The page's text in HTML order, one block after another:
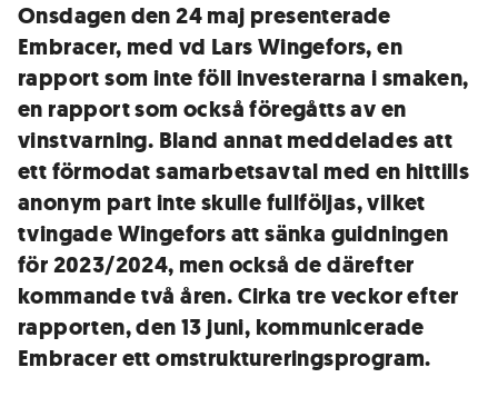
Onsdagen den 24 maj presenterade
Embracer, med vd Lars Wingefors, en
rapport som inte föll investerarna i smaken,
en rapport som också föregåtts av en
vinstvarning. Bland annat meddelades att
ett förmodat samarbetsavtal med en hittills
anonym part inte skulle fullföljas, vilket
tvingade Wingefors att sänka guidningen
för 2023/2024, men också de därefter
kommande två åren. Cirka tre veckor efter
rapporten, den 13 juni, kommunicerade
Embracer ett omstruktureringsprogram.